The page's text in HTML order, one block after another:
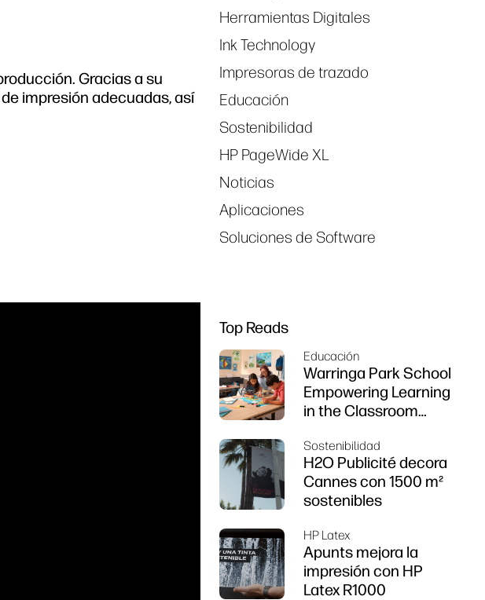
Gracias a su
impresión adecuadas, así
Herramientas Digitales
Ink Technology
Impresoras de trazado
Educación
Sostenibilidad
HP PageWide XL
Noticias
Aplicaciones
Soluciones de Software
Top Reads
Educación
Warringa Park School
Empowering Learning
in the Classroom
Z6 series printer
Sostenibilidad
H2O Publicité decora
Cannes con 1500 m²
sostenibles
HP Latex
Apunts mejora la
impresión con HP
Latex R1000